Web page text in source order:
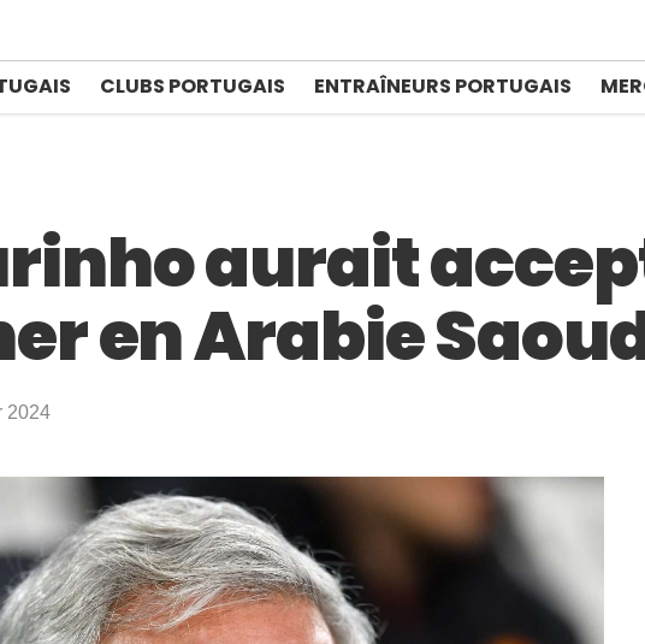
CLUBS PORTUGAIS ENTRAÎNEURS PORTUGAIS
aurait
en Arabie
2024